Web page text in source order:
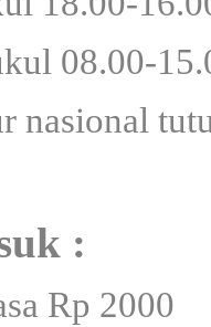
08.00-
nasional
:
Rp 2000